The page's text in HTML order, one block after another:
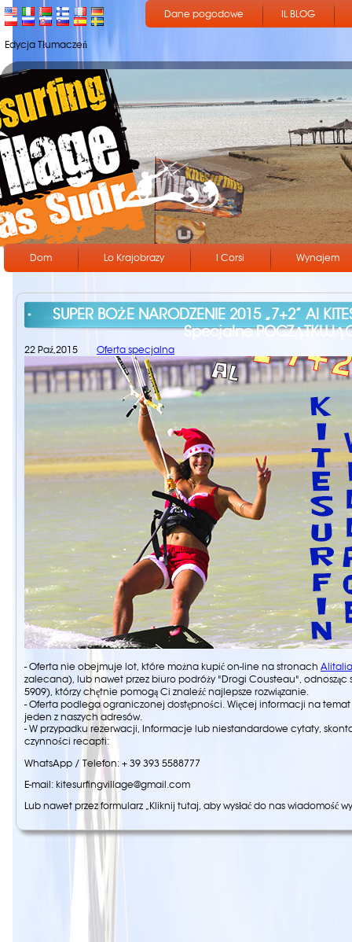
Edycja Tłumaczeń
Dane pogodowe IL BLOG
Dom Lo Krajobrazy I Corsi Wynajem
SUPER BOŻE NARODZENIE 2015 „7+2” Al
Specjalne
22 Paź,2015 Oferta specjalna
- Oferta nie obejmuje lot, które można kupić on-line na stronach Alitalia
zalecana), lub nawet przez biuro podróży "Drogi Cousteau", odnosząc
5909), którzy chętnie pomogą Ci znaleźć najlepsze rozwiązanie.
- Oferta podlega ograniczonej dostępności. Więcej informacji na
jeden z naszych adresów.
- W przypadku rezerwacji, Informacje lub niestandardowe cytaty,
czynności recapti:
WhatsApp / Telefon: + 39 393 5588777
E-mail: kitesurfingvillage@gmail.com
Lub nawet przez formularz „Kliknij tutaj, aby wysłać do nas wiadomość